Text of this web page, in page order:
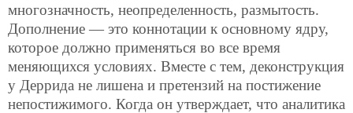
многозначность, неопределенность, размытость.
Дополнение — это коннотации к основному ядру,
которое должно применяться во все время
меняющихся условиях. Вместе с тем, деконструкция
у Деррида не лишена и претензий на постижение
непостижимого. Когда он утверждает, что аналитика